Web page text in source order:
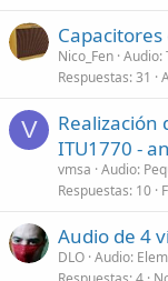
Nico_Fen Audio:
Respuestas 31
V
ITU1770 -
vmsa Audio:
Respuestas 10
Audio de 4
DLO Audio: